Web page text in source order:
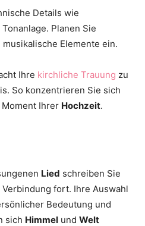
Details wie
Planen Sie
Elemente ein.
Ihre kirchliche Trauung zu
So konzentrieren Sie sich
Ihrer Hochzeit.
Lied schreiben Sie
fort. Ihre Auswahl
Bedeutung und
sich Himmel und Welt